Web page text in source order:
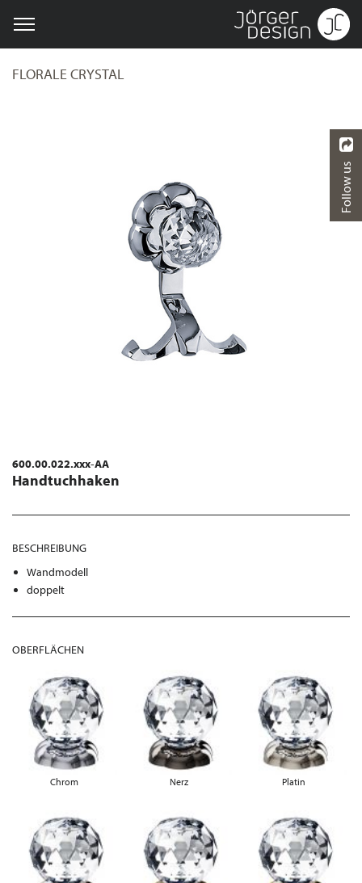
FLORALE CRYSTAL
600.00.022.xxx-AA
Handtuchhaken
BESCHREIBUNG
Wandmodell
doppelt
OBERFLÄCHEN
Chrom Nerz Platin
Follow us